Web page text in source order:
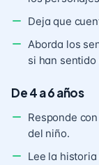
Deja que
Aborda los
si han
De 4 a 6 años
Responde
del niño.
Lee la